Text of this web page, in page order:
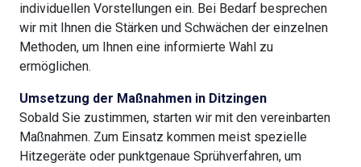
individuellen Vorstellungen ein. Bei Bedarf besprechen
wir mit Ihnen die Stärken und Schwächen der einzelnen
Methoden, um Ihnen eine informierte Wahl zu
ermöglichen.
Umsetzung der Maßnahmen in Ditzingen
Sobald Sie zustimmen, starten wir mit den vereinbarten
Maßnahmen. Zum Einsatz kommen meist spezielle
Hitzegeräte oder punktgenaue Sprühverfahren, um